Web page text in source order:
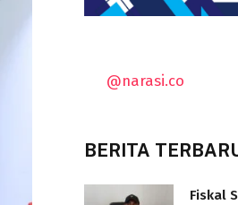
@narasi.co
BERITA
Fiskal